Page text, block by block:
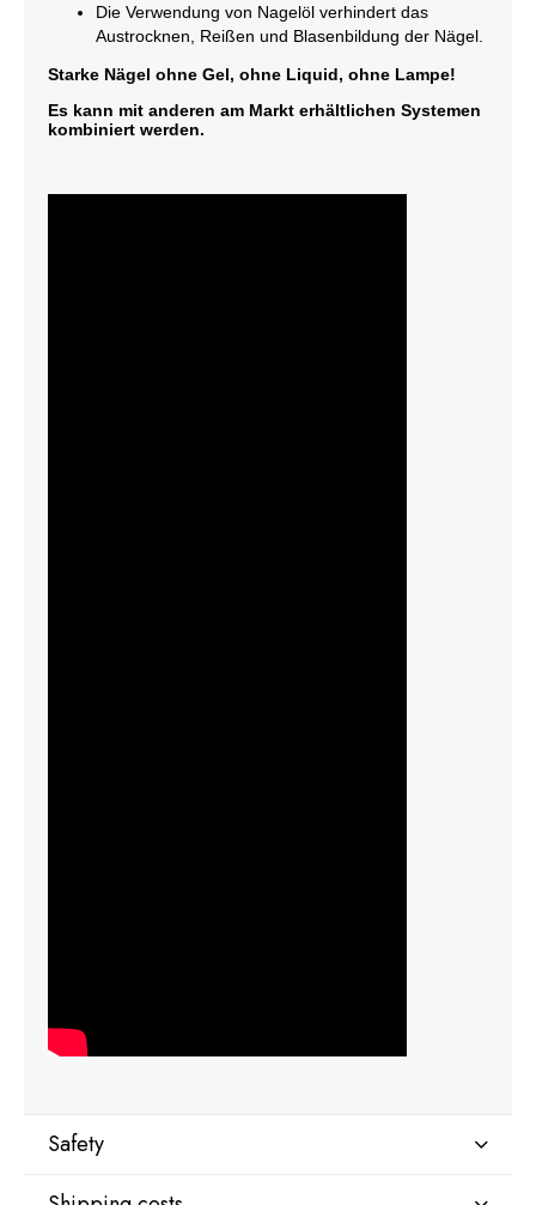
Die Verwendung von Nagelöl verhindert das
Austrocknen, Reißen und Blasenbildung der Nägel.
Starke Nägel ohne Gel, ohne Liquid, ohne Lampe!
Es kann mit anderen am Markt erhältlichen Systemen
kombiniert werden.
Safety